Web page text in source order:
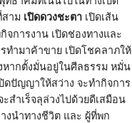
าม เปิดดวงชะตา เปิดเส้น
จการงาน เปิดช่องทางและ
ทำมาค้าขาย เปิดโชคลาภให้
หากตั้งมั่นอยู่ในศีลธรรม หมั่น
ดปัญญาให้สว่าง จะทำกิจการ
สำเร็จลุล่วงไปด้วยดีเสมือน
งนำทางชีวิต และ ผู้ที่พก